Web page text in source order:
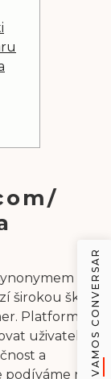
pro
širokou škálu
Platforma
uživatelům
a
na
VAMOS CONVERSAR